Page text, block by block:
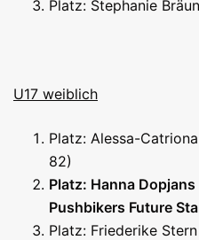
Platz: Stephanie
U17 weiblich
Platz: Alessa-
82)
Platz: Hanna
Pushbikers Future
Platz: Friederike